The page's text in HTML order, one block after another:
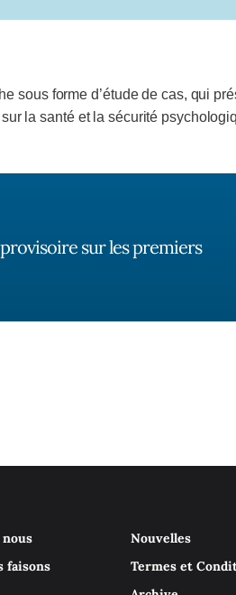
sous forme d’étude de cas, qui
la santé et la sécurité
sur les premiers
nous
faisons
Nouvelles
Termes et